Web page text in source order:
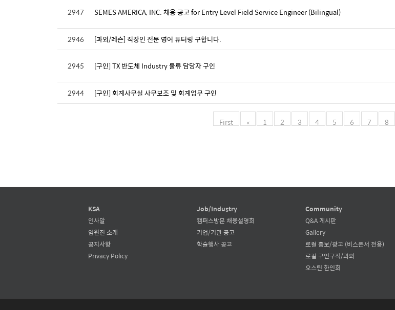
2947 SEMES AMERICA, INC. 채용 공고 for Entry Level Field Service Engineer (Bilingual)
2946 [과외/레슨] 직장인 전문 영어 튜터링 구합니다.
2945 [구인] TX 반도체 Industry 물류 담당자 구인
2944 [구인] 회계사무실 사무보조 및 회계업무 구인
First « 1 2 3 4 5 6 7 8
KSA
인사말
임원진 소개
공지사항
Privacy Policy
Job/Industry
캠퍼스방문 채용설명회
기업/기관 공고
학술행사 공고
Community
Q&A 게시판
Gallery
로컬 홍보/광고 (비스폰서 전용)
로컬 구인구직/과외
오스틴 한인회